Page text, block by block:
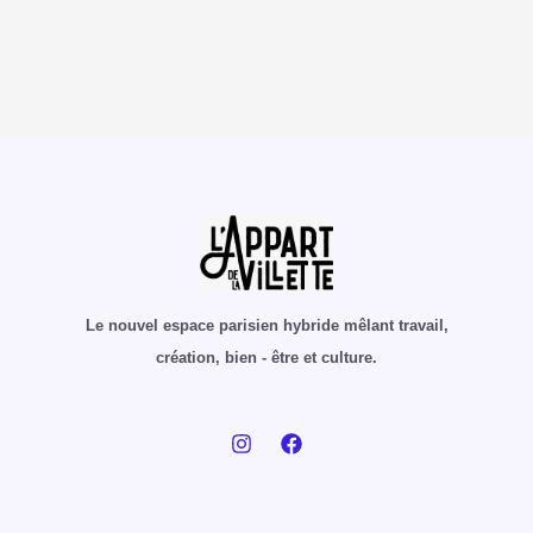
Le nouvel espace parisien hybride mêlant travail,
création, bien - être et culture.